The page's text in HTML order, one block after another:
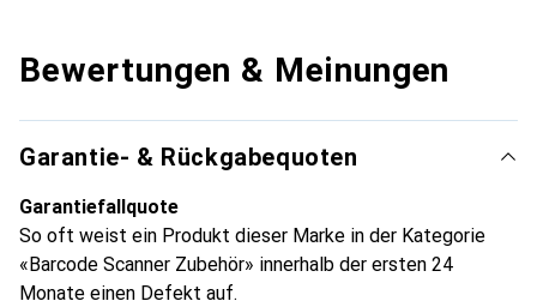
Bewertungen & Meinungen
Garantie- & Rückgabequoten
Garantiefallquote
So oft weist ein Produkt dieser Marke in der Kategorie
«Barcode Scanner Zubehör» innerhalb der ersten 24
Monate einen Defekt auf.